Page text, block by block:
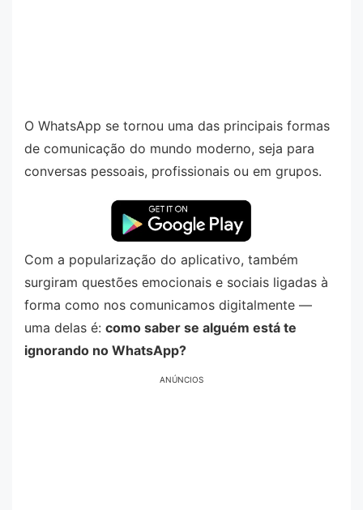
O WhatsApp se tornou uma das principais formas
de comunicação do mundo moderno, seja para
conversas pessoais, profissionais ou em grupos.
Com a popularização do aplicativo, também
surgiram questões emocionais e sociais ligadas à
forma como nos comunicamos digitalmente —
uma delas é: como saber se alguém está te
ignorando no WhatsApp?
ANÚNCIOS